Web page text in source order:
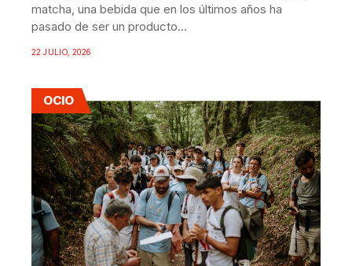
matcha, una bebida que en los últimos años ha
pasado de ser un producto...
22 JULIO, 2026
OCIO